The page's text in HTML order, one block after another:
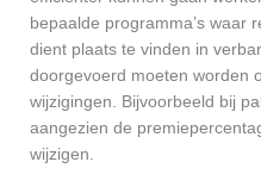
bepaalde programma’s waar
dient plaats te vinden in
doorgevoerd moeten worden
wijzigingen. Bijvoorbeeld bij
aangezien de
wijzigen.